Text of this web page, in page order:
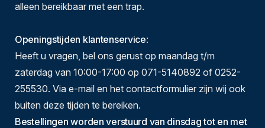
alleen bereikbaar met een trap.
Openingstijden klantenservice:
Heeft u vragen, bel ons gerust op maandag t/m
zaterdag van 10:00-17:00 op 071-5140892 of 0252-
255530. Via e-mail en het contactformulier zijn wij ook
buiten deze tijden te bereiken.
Bestellingen worden verstuurd van dinsdag tot en met